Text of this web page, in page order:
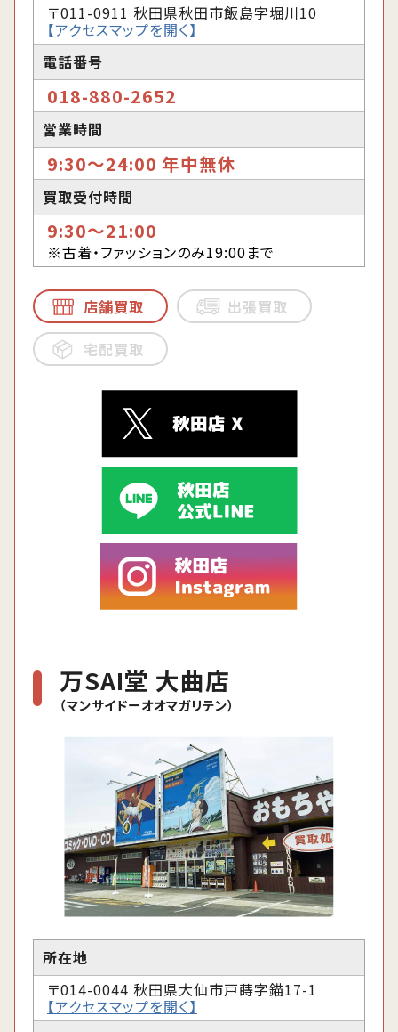
〒011-0911 秋田県秋田市飯島字堀川10
【アクセスマップを開く】
電話番号
018-880-2652
営業時間
9:30〜24:00 年中無休
買取受付時間
9:30〜21:00
※古着・ファッションのみ19:00まで
店舗買取
出張買取
宅配買取
万SAI堂 大曲店
（マンサイドーオオマガリテン）
所在地
〒014-0044 秋田県大仙市戸蒔字錨17-1
【アクセスマップを開く】